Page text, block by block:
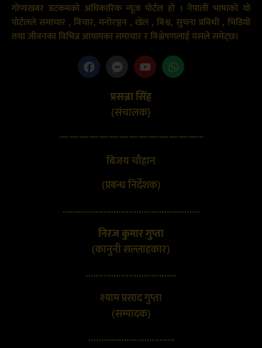
गोप्यखबर डटकमको अधिकारिक न्यूज पोर्टल हो । नेपाली भाषाको यो
पोर्टलले समाचार , विचार, मनोरञ्जन , खेल , बिश्व, सुचना प्रविधी , भिडियो
तथा जीवनका विभिन्न आयामका समाचार र विश्लेषणलाई यसले समेट्छ।
प्रसन्ना सिंह
(संचालक}
——————————————–
बिजय चौहान
(प्रबन्ध निर्देशक)
………………………………………………
निरज कुमार गुप्ता
(कानुनी सल्लाहकार)
………………………………
श्याम प्रसाद गुप्ता
(सम्पादक)
…………………………….